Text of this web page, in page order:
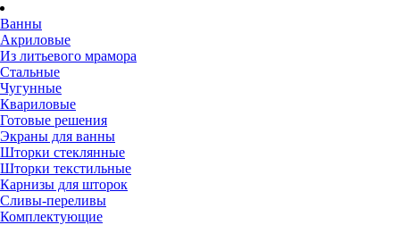
Ванны
Акриловые
Из литьевого мрамора
Стальные
Чугунные
Квариловые
Готовые решения
Экраны для ванны
Шторки стеклянные
Шторки текстильные
Карнизы для шторок
Сливы-переливы
Комплектующие